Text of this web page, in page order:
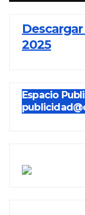
2025
Espacio